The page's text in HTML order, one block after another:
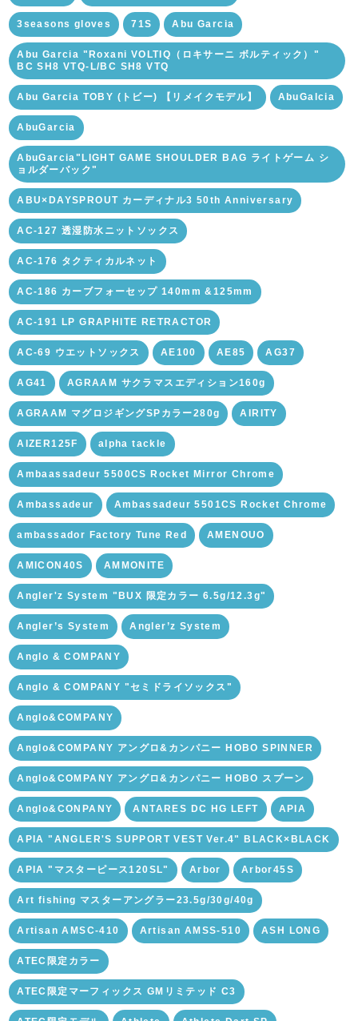
3seasons gloves 71S Abu Garcia
Abu Garcia "Roxani VOLTIQ（ロキサーニ ボルティック）"
BC SH8 VTQ-L/BC SH8 VTQ
Abu Garcia TOBY (トビー) 【リメイクモデル】 AbuGalcia
AbuGarcia
AbuGarcia"LIGHT GAME SHOULDER BAG ライトゲーム シ
ョルダーバック"
ABU×DAYSPROUT カーディナル3 50th Anniversary
AC-127 透湿防水ニットソックス
AC-176 タクティカルネット
AC-186 カーブフォーセップ 140mm &125mm
AC-191 LP GRAPHITE RETRACTOR
AC-69 ウエットソックス AE100 AE85 AG37
AG41 AGRAAM サクラマスエディション160g
AGRAAM マグロジギングSPカラー280g AIRITY
AIZER125F alpha tackle
Ambaassadeur 5500CS Rocket Mirror Chrome
Ambassadeur Ambassadeur 5501CS Rocket Chrome
ambassador Factory Tune Red AMENOUO
AMICON40S AMMONITE
Angler'z System "BUX 限定カラー 6.5g/12.3g"
Angler’s System Angler’z System
Anglo & COMPANY
Anglo & COMPANY "セミドライソックス"
Anglo&COMPANY
Anglo&COMPANY アングロ&カンパニー HOBO SPINNER
Anglo&COMPANY アングロ&カンパニー HOBO スプーン
Anglo&CONPANY ANTARES DC HG LEFT APIA
APIA "ANGLER'S SUPPORT VEST Ver.4" BLACK×BLACK
APIA "マスターピース120SL" Arbor Arbor45S
Art fishing マスターアングラー23.5g/30g/40g
Artisan AMSC-410 Artisan AMSS-510 ASH LONG
ATEC限定カラー
ATEC限定マーフィックス GMリミテッド C3